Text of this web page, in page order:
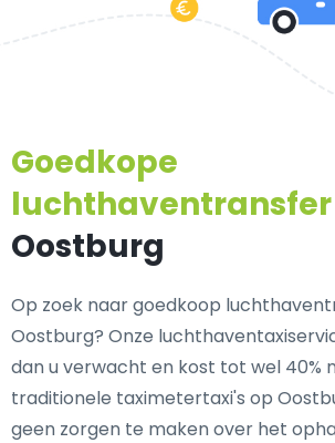
Goedkope
luchthaventransfer
Oostburg
Op zoek naar goedkoop
Oostburg? Onze
dan u verwacht en kost tot wel 40%
traditionele taximetertaxi's op
geen zorgen te maken over het